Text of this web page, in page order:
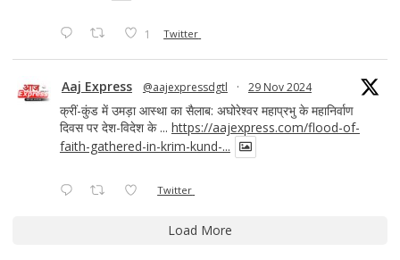
1 Twitter
Aaj Express @aajexpressdgtl · 29 Nov 2024
क्रीं-कुंड में उमड़ा आस्था का सैलाब: अघोरेश्वर महाप्रभु के महानिर्वाण
दिवस पर देश-विदेश के ... https://aajexpress.com/flood-of-
faith-gathered-in-krim-kund-...
Twitter
Load More